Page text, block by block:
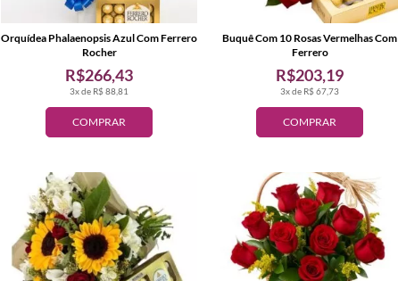
COMPRAR
3x de R$ 88,81
R$266,43
Orquídea Phalaenopsis Azul Com Ferrero
Rocher
COMPRAR
3x de R$ 67,73
R$203,19
Buquê Com 10 Rosas Vermelhas Com
Ferrero